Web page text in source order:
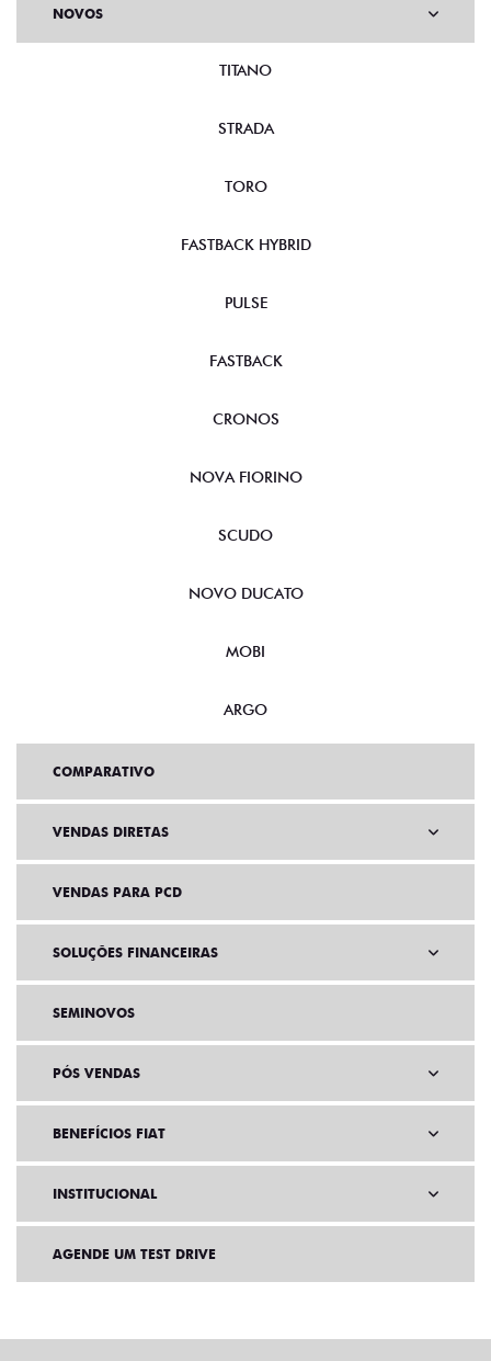
NOVOS
TITANO
STRADA
TORO
FASTBACK HYBRID
PULSE
FASTBACK
CRONOS
NOVA FIORINO
SCUDO
NOVO DUCATO
MOBI
ARGO
COMPARATIVO
VENDAS DIRETAS
VENDAS PARA PCD
SOLUÇÕES FINANCEIRAS
SEMINOVOS
PÓS VENDAS
BENEFÍCIOS FIAT
INSTITUCIONAL
AGENDE UM TEST DRIVE